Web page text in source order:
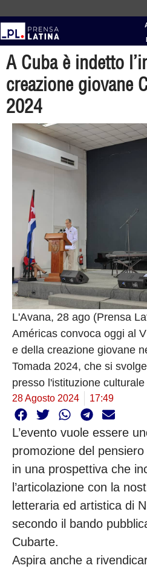
A Cuba è indetto
creazione giovane
2024
L'Avana, 28 ago (Prensa
Américas convoca oggi al
e della creazione giovane
Tomada 2024, che si
presso l'istituzione
28 Agosto 2024 17:49
L’evento vuole essere
promozione del
in una prospettiva che
l’articolazione con la
letteraria ed artistica di
secondo il bando
Cubarte.
Aspira anche a